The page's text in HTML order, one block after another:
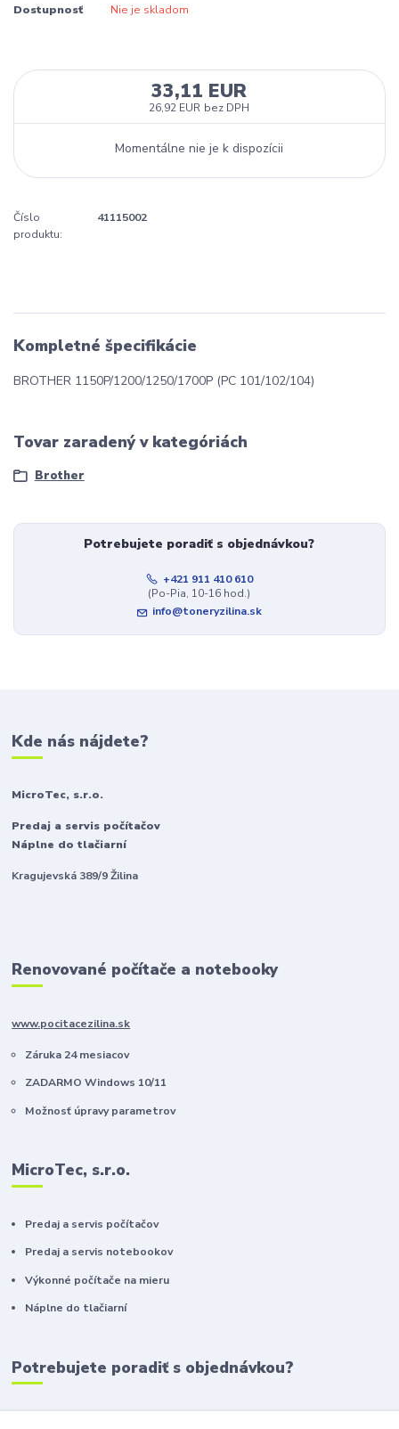
Dostupnosť Nie je skladom
33,11 EUR
26,92 EUR bez DPH
Momentálne nie je k dispozícii
Číslo
produktu:
41115002
Kompletné špecifikácie
BROTHER 1150P/1200/1250/1700P (PC 101/102/104)
Tovar zaradený v kategóriách
Brother
Potrebujete poradiť s objednávkou?
+421 911 410 610
(Po-Pia, 10-16 hod.)
info@toneryzilina.sk
Kde nás nájdete?
MicroTec, s.r.o.
Predaj a servis počítačov
Náplne do tlačiarní
Kragujevská 389/9 Žilina
Renovované počítače a notebooky
www.pocitacezilina.sk
Záruka 24 mesiacov
ZADARMO Windows 10/11
Možnosť úpravy parametrov
MicroTec, s.r.o.
Predaj a servis počítačov
Predaj a servis notebookov
Výkonné počítače na mieru
Náplne do tlačiarní
Potrebujete poradiť s objednávkou?